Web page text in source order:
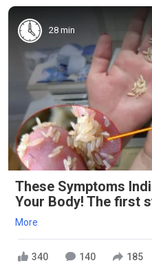
28 min
These Symptoms
Your Body! The first
More
340 140 185